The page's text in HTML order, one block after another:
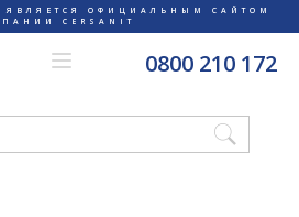
ОФИЦИАЛЬНЫМ САЙТОМ
CERSANIT
0800 210 172